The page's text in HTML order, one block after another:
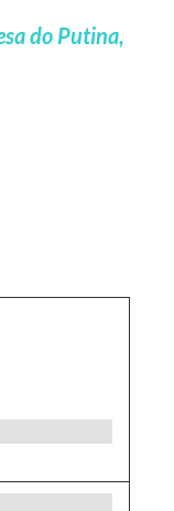
do Putina,